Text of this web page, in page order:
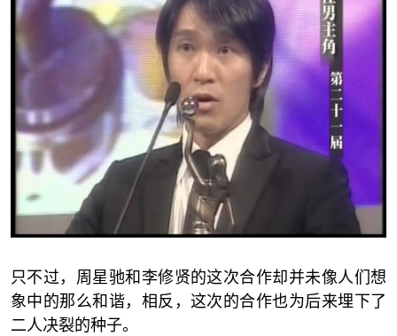
只不过，周星驰和李修贤的这次合作却并未像人们想
象中的那么和谐，相反，这次的合作也为后来埋下了
二人决裂的种子。